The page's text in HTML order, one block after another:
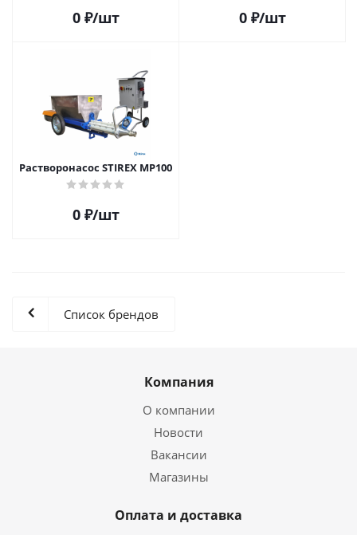
0₽/шт 0₽/шт
Растворонасос STIREX МР100
0₽/шт
Список брендов
Компания
О компании
Новости
Вакансии
Магазины
Оплата и доставка